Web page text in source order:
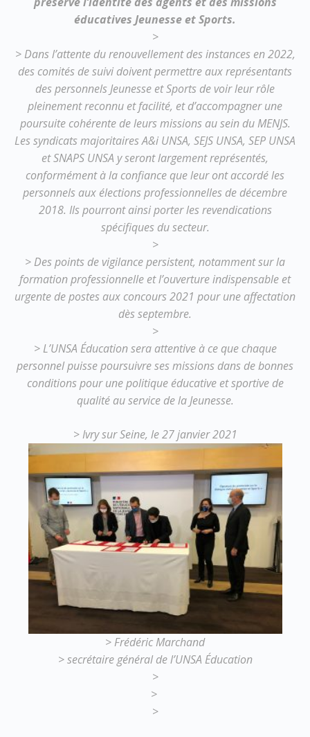
éducatives Jeunesse et Sports.
>
> Dans l’attente du renouvellement des instances en 2022,
des comités de suivi doivent permettre aux représentants
des personnels Jeunesse et Sports de voir leur rôle
pleinement reconnu et facilité, et d’accompagner une
poursuite cohérente de leurs missions au sein du MENJS.
Les syndicats majoritaires A&i UNSA, SEJS UNSA, SEP UNSA
et SNAPS UNSA y seront largement représentés,
conformément à la confiance que leur ont accordé les
personnels aux élections professionnelles de décembre
2018. Ils pourront ainsi porter les revendications
spécifiques du secteur.
>
> Des points de vigilance persistent, notamment sur la
formation professionnelle et l’ouverture indispensable et
urgente de postes aux concours 2021 pour une affectation
dès septembre.
>
> L’UNSA Éducation sera attentive à ce que chaque
personnel puisse poursuivre ses missions dans de bonnes
conditions pour une politique éducative et sportive de
qualité au service de la Jeunesse.
> Ivry sur Seine, le 27 janvier 2021
> Frédéric Marchand
> secrétaire général de l’UNSA Éducation
>
>
>